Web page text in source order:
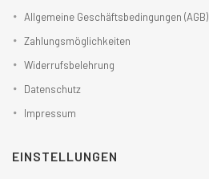
Allgemeine Geschäftsbedingungen (AGB)
Zahlungsmöglichkeiten
Widerrufsbelehrung
Datenschutz
Impressum
EINSTELLUNGEN